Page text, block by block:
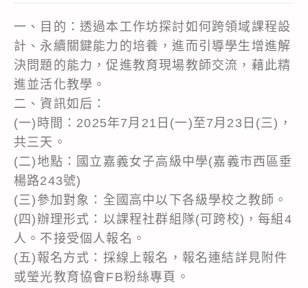
一、目的：透過本工作坊探討如何跨領域課程設
計、永續關鍵能力的培養，進而引導學生增進解
決問題的能力，促進教育現場教師交流，藉此精
進並活化教學。
二、資訊如后：
(一)時間：2025年7月21日(一)至7月23日(三)，
共三天。
(二)地點：國立嘉義女子高級中學(嘉義市西區垂
楊路243號)
(三)參加對象：全國高中以下各級學校之教師。
(四)辦理形式：以課程社群組隊(可跨校)，每組4
人。不接受個人報名。
(五)報名方式：採線上報名，報名連結詳見附件
或瑩光教育協會FB粉絲專頁。